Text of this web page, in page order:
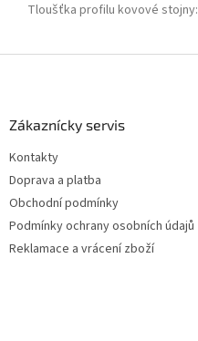
Tloušťka profilu kovové stojny:
Zákaznícky servis
Kontakty
Doprava a platba
Obchodní podmínky
Podmínky ochrany osobních údajů
Reklamace a vrácení zboží